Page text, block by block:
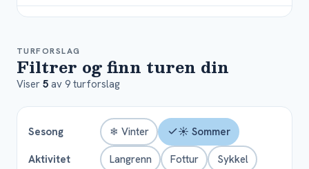
Østmarka 17turer
Vestmarka
Kjekstadmarka
TURFORSLAG
Filtrer og finn turen din
Viser 5 av 9 turforslag
Sesong ❄ Vinter
☀ Sommer
Aktivitet
Langrenn Fottur
Sykkel